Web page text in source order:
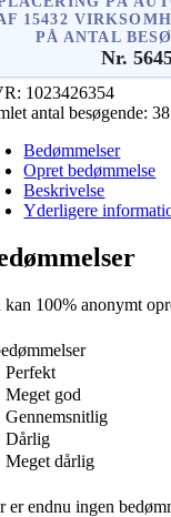
15432
PÅ ANTAL
Nr.
1023426354
antal besøgende:
Bedømmelser
Opret bedømmelse
Beskrivelse
Yderligere
kan 100% anonymt
Perfekt
Meget god
Gennemsnitlig
Dårlig
Meget dårlig
er endnu ingen